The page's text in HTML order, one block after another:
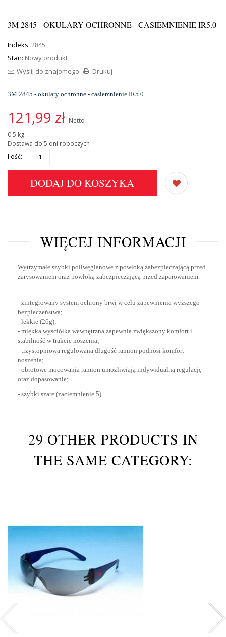
3M 2845 - OKULARY OCHRONNE - CASIEMNIENIE IR5.0
Indeks: 2845
Stan: Nowy produkt
Drukuj
Wyślij do znajomego
3M 2845 - okulary ochronne - casiemnienie IR5.0
121,99 zł Netto
0.5 kg
Dostawa do 5 dni roboczych
Ilość:
DODAJ DO KOSZYKA
WIĘCEJ INFORMACJI
Wytrzymałe szybki poliwęglanowe z powłoką zabezpieczającą przed
zarysowaniem oraz powłoką zabezpieczającą przed zaparowaniem.
- zintegrowany system ochrony brwi w celu zapewnienia wyższego
bezpieczeństwa;
- lekkie (26g);
- miękka wyściółka wewnętrzna zapewnia zwiększony komfort i
stabilność w trakcie noszenia;
- trzystopniowa regulowana długość ramion podnosi komfort
noszenia;
- obrotowe mocowania ramion umozliwiają indywidualną regulację
oraz dopasowanie;
- szybki szare (zaciemnienie 5)
29 OTHER PRODUCTS IN
THE SAME CATEGORY: